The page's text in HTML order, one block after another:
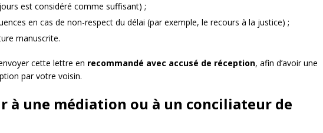
est considéré comme suffisant) ;
en cas de non-respect du délai (par exemple, le recours à la justice) ;
manuscrite.
cette lettre en recommandé avec accusé de réception, afin d’avoir une
par votre voisin.
à une médiation ou à un conciliateur de